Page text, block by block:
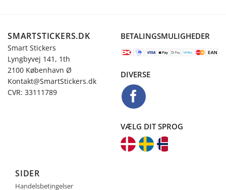
SMARTSTICKERS.DK
Smart Stickers
Lyngbyvej 141, 1th
2100 København Ø
Kontakt@SmartStickers.dk
CVR: 33111789
BETALINGSMULIGHEDER
DIVERSE
VÆLG DIT SPROG
SIDER
Handelsbetingelser